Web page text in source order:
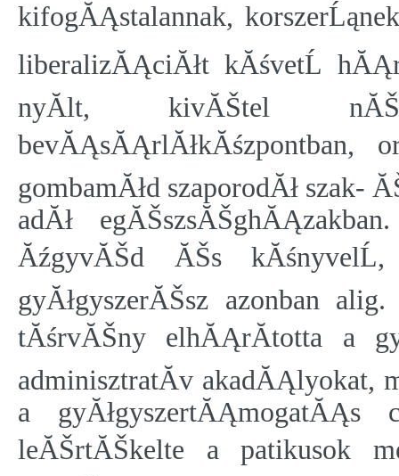
kifogĂĄstalannak,
liberalizĂĄciĂłt kĂśvetĹ
nyĂ­lt, kivĂŠtel
bevĂĄsĂĄrlĂłkĂśzpontban,
gombamĂłd szaporodĂł szak-
adĂł
ĂźgyvĂŠd ĂŠs
gyĂłgyszerĂŠsz azonban
tĂśrvĂŠny elhĂĄrĂ­totta a
adminisztratĂ­v akadĂĄlyokat,
a gyĂłgyszertĂĄmogatĂĄs
leĂŠrtĂŠkelte a patikusok